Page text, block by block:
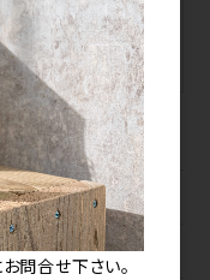
から探す
問合せ下さい。